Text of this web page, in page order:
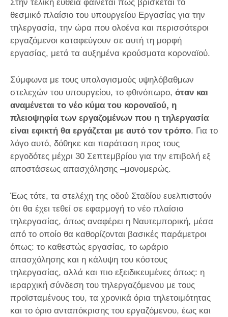
Επικοινωνία
θεσμικό πλαίσιο του υπουργείου Εργασίας για την
τηλεργασία, την ώρα που ολοένα και περισσότεροι
εργαζόμενοι καταφεύγουν σε αυτή τη μορφή
εργασίας, μετά τα αυξημένα κρούσματα κοροναϊού.
Σύμφωνα με τους υπολογισμούς υψηλόβαθμων
στελεχών του υπουργείου, το φθινόπωρο, όταν και
αναμένεται το νέο κύμα του κοροναϊού, η
πλειοψηφία των εργαζομένων που η τηλεργασία
είναι εφικτή θα εργάζεται με αυτό τον τρόπο. Για το
λόγο αυτό, δόθηκε και παράταση προς τους
εργοδότες μέχρι 30 Σεπτεμβρίου για την επιβολή εξ
αποστάσεως απασχόλησης –μονομερώς.
Έως τότε, τα στελέχη της οδού Σταδίου ευελπιστούν
ότι θα έχει τεθεί σε εφαρμογή το νέο πλαίσιο
τηλεργασίας, όπως αναφέρει η Ναυτεμπορική, μέσα
από το οποίο θα καθορίζονται βασικές παράμετροι
όπως: το καθεστώς εργασίας, το ωράριο
απασχόλησης και η κάλυψη του κόστους
τηλεργασίας, αλλά και πιο εξειδικευμένες όπως: η
ιεραρχική σύνδεση του τηλεργαζόμενου με τους
προϊσταμένους του, τα χρονικά όρια τηλετοιμότητας
και το όριο ανταπόκρισης του εργαζόμενου, έως και